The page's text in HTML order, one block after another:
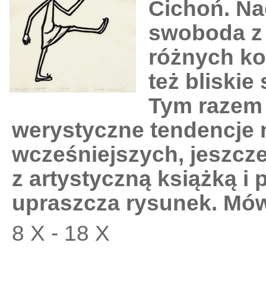
Cichoń.
swoboda
różnych
też bliskie
Tym
werystyczne tendencje
wcześniejszych,
z artystyczną książką i
upraszcza rysunek.
8 X - 18 X